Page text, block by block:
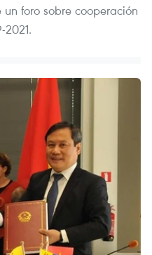
foro sobre cooperación